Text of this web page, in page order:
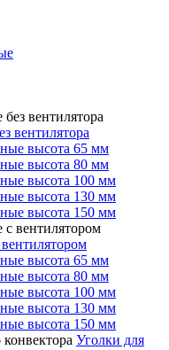
вентилятора
высота 65 мм
высота 80 мм
высота 100 мм
высота 130 мм
высота 150 мм
высота 65 мм
высота 80 мм
высота 100 мм
высота 130 мм
высота 150 мм
Уголки для